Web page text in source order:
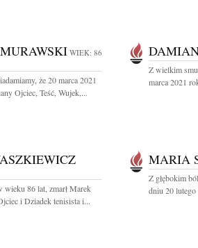
WIEK: 86
że 20 marca 2021
Ojciec, Teść, Wujek,...
Z wielkim
marca 2021
wieku 86 lat, zmarł Marek
i Dziadek tenisista i...
MARIA
Z głębokim
dniu 20